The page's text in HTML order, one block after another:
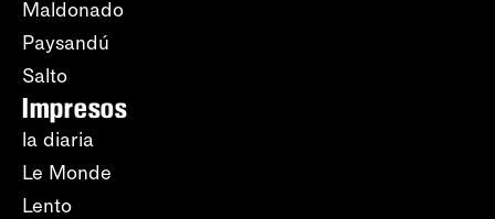
Maldonado
Paysandú
Salto
Impresos
la diaria
Le Monde
Lento